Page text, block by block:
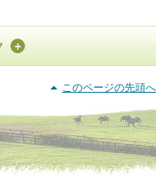
このページの先頭へ